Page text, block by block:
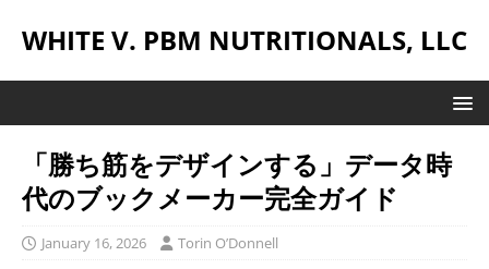
WHITE V. PBM NUTRITIONALS, LLC
「勝ち筋をデザインする」データ時
代のブックメーカー完全ガイド
January 16, 2026 Torin O’Donnell